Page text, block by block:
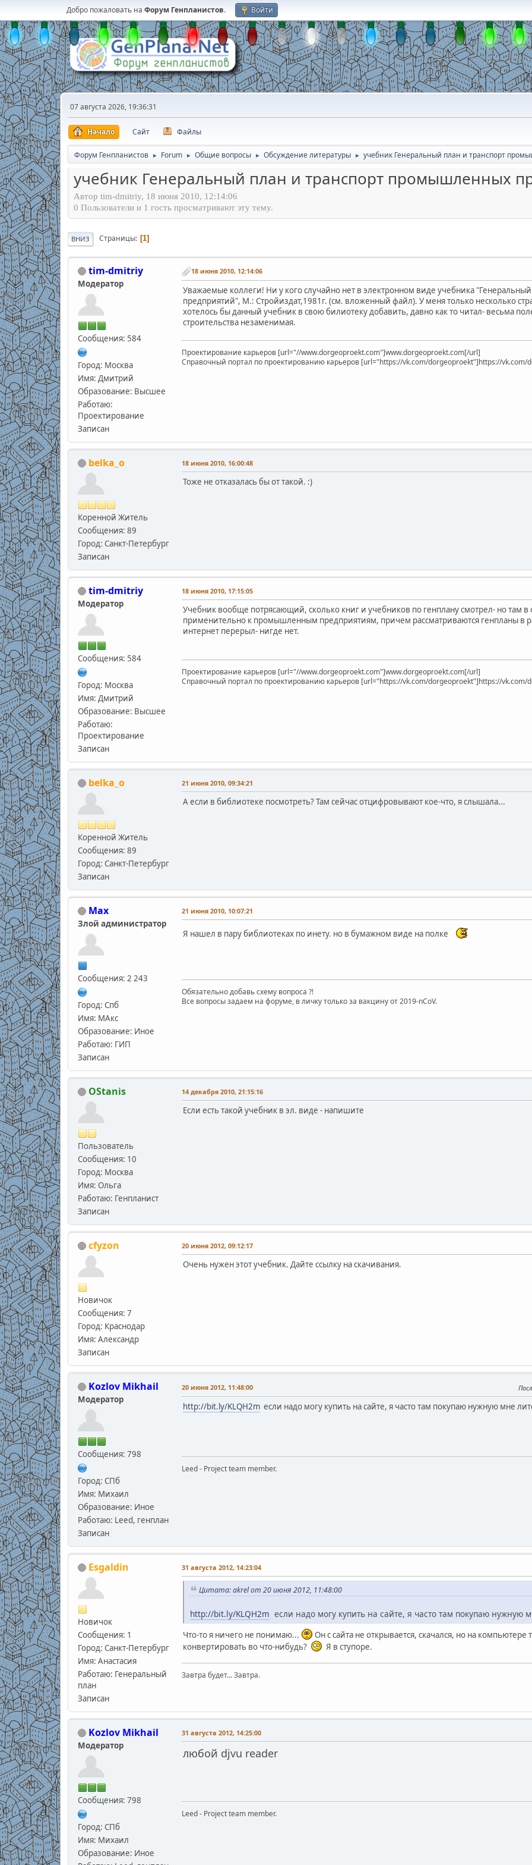
Добро пожаловать на Форум Генпланистов. Войти
07 августа 2026, 19:36:31
Начало Сайт Файлы
Форум Генпланистов ► Forum ► Общие вопросы ► Обсуждение литературы ► учебник Генеральный план и транспорт
учебник Генеральный план и транспорт промышленных
Автор tim-dmitriy, 18 июня 2010, 12:14:06
0 Пользователи и 1 гость просматривают эту тему.
ВНИЗ Страницы 1
tim-dmitriy
Модератор
Сообщения: 584
Город: Москва
Имя: Дмитрий
Образование: Высшее
Работаю:
Проектирование
Записан
18 июня 2010, 12:14:06
Уважаемые коллеги! Ни у кого случайно нет в электронном виде учебника
предприятий", М.: Стройиздат,1981г. (см. вложенный файл). У меня только несколько
хотелось бы данный учебник в свою билиотеку добавить, давно как то читал- весьма
строительства незаменимая.
Проектирование карьеров [url="//www.dorgeoproekt.com"]www.dorgeoproekt.com[/url]
Справочный портал по проектированию карьеров [url="https://vk.com/dorgeoproekt"]https://vk.com/
belka_o
Коренной Житель
Сообщения: 89
Город: Санкт-Петербург
Записан
18 июня 2010, 16:00:48
Тоже не отказалась бы от такой. :)
tim-dmitriy
Модератор
Сообщения: 584
Город: Москва
Имя: Дмитрий
Образование: Высшее
Работаю:
Проектирование
Записан
18 июня 2010, 17:15:05
Учебник вообще потрясающий, сколько книг и учебников по генплану смотрел- но там в
применительно к промышленным предприятиям, причем рассматриваются генпланы в
интернет перерыл- нигде нет.
Проектирование карьеров [url="//www.dorgeoproekt.com"]www.dorgeoproekt.com[/url]
Справочный портал по проектированию карьеров [url="https://vk.com/dorgeoproekt"]https://vk.com/
belka_o
Коренной Житель
Сообщения: 89
Город: Санкт-Петербург
Записан
21 июня 2010, 09:34:21
А если в библиотеке посмотреть? Там сейчас отцифровывают кое-что, я слышала...
Max
Злой администратор
Сообщения: 2 243
Город: Спб
Имя: МАкс
Образование: Иное
Работаю: ГИП
Записан
21 июня 2010, 10:07:21
Я нашел в пару библиотеках по инету. но в бумажном виде на полке
Обязательно добавь схему вопроса ?!
Все вопросы задаем на форуме, в личку только за вакцину от 2019-nCoV.
OStanis
Пользователь
Сообщения: 10
Город: Москва
Имя: Ольга
Работаю: Генпланист
Записан
14 декабря 2010, 21:15:16
Если есть такой учебник в эл. виде - напишите
cfyzon
Новичок
Сообщения: 7
Город: Краснодар
Имя: Александр
Записан
20 июня 2012, 09:12:17
Очень нужен этот учебник. Дайте ссылку на скачивания.
Kozlov Mikhail
Модератор
Сообщения: 798
Город: СПб
Имя: Михаил
Образование: Иное
Работаю: Leed, генплан
Записан
20 июня 2012, 11:48:00
http://bit.ly/KLQH2mесли надо могу купить на сайте, я часто там покупаю нужную мне
Leed - Project team member.
Esgaldin
Новичок
Сообщения: 1
Город: Санкт-Петербург
Имя: Анастасия
Работаю: Генеральный
план
Записан
31 августа 2012, 14:23:04
Цитата: akrel от 20 июня 2012, 11:48:00
http://bit.ly/KLQH2m если надо могу купить на сайте, я часто там покупаю нужную
Что-то я ничего не понимаю...
Он с сайта не открывается, скачался, но на
конвертировать во что-нибудь?
Я в ступоре.
Завтра будет... Завтра.
Kozlov Mikhail
Модератор
Сообщения: 798
Город: СПб
Имя: Михаил
Образование: Иное
31 августа 2012, 14:25:00
любой djvu reader
Leed - Project team member.